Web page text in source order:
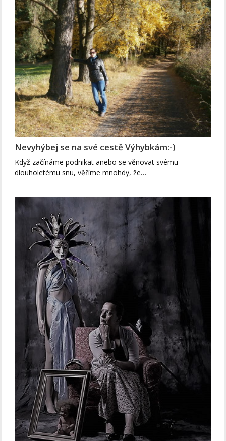
Nevyhýbej se na své cestě Výhybkám:-)
Když začínáme podnikat anebo se věnovat svému
dlouholetému snu, věříme mnohdy, že…